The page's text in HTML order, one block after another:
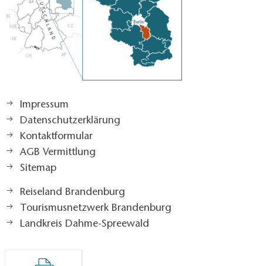
Impressum
Datenschutzerklärung
Kontaktformular
AGB Vermittlung
Sitemap
Reiseland Brandenburg
Tourismusnetzwerk Brandenburg
Landkreis Dahme-Spreewald